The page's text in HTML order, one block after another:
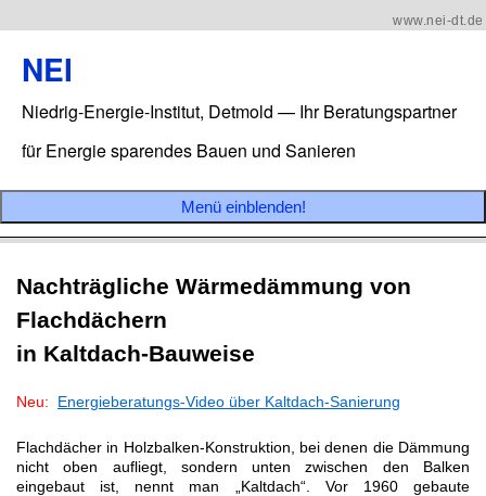
www.nei-dt.de
NEI
Niedrig-Energie-Institut, Detmold — Ihr Beratungspartner
für Energie sparendes Bauen und Sanieren
Menü einblenden!
Nachträgliche Wärmedämmung von
Flachdächern
in Kaltdach-Bauweise
Neu: Energieberatungs-Video über Kaltdach-Sanierung
Flachdächer in Holzbalken-Konstruktion, bei denen die Dämmung
nicht oben aufliegt, sondern unten zwischen den Balken
eingebaut ist, nennt man „Kaltdach“. Vor 1960 gebaute